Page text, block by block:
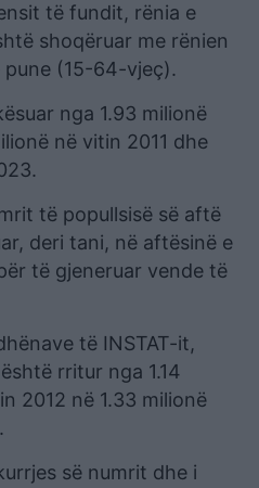
të fundit, rënia e
shoqëruar me rënien
pune (15-64-vjeç).
nga 1.93 milionë
në vitin 2011 dhe
të popullsisë së aftë
deri tani, në aftësinë e
të gjeneruar vende të
të INSTAT-it,
rritur nga 1.14
2012 në 1.33 milionë
së numrit dhe i